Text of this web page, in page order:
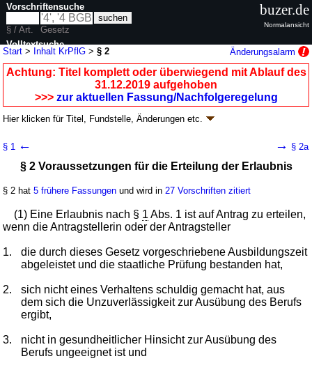
Start > Inhalt KrPflG >§ 2 Änderungsalarm
Achtung: Titel komplett oder überwiegend mit Ablauf des
31.12.2019 aufgehoben
>>> zur aktuellen Fassung/Nachfolgeregelung
Hier klicken fürTitel, Fundstelle, Änderungen etc.
G. v. 15.08.2019BGBl. I S. 1307; aufgehoben durch Artikel 15 G. v.
Geltung ab 01.01.2004; FNA: 2124-23Hebammen und Heilhilfsberufe
wird in 74 Vorschriften zitiert
Berufsbezeichnungen
§ 1 ← → § 2a
§ 2 Voraussetzungen für die Erteilung der Erlaubnis
§ 2 hat5 frühere Fassungen und wird in 27 Vorschriften zitiert
(1) Eine Erlaubnis nach § 1 Abs. 1 ist auf Antrag zu erteilen,
wenn die Antragstellerin oder der Antragsteller
1.
die durch dieses Gesetz vorgeschriebene Ausbildungszeit
abgeleistet und die staatliche Prüfung bestanden hat,
2.
sich nicht eines Verhaltens schuldig gemacht hat, aus
dem sich die Unzuverlässigkeit zur Ausübung des Berufs
ergibt,
3.
nicht in gesundheitlicher Hinsicht zur Ausübung des
Berufs ungeeignet ist und
Vorschriftensuche
§ / Art.
Gesetz
Volltextsuche
nur in KrPflG
buzer.de
Normalansicht